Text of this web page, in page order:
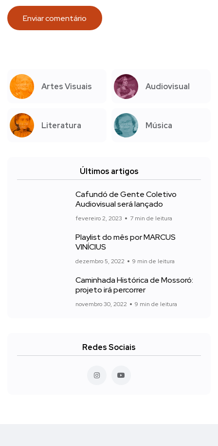
Artes Visuais Audiovisual
Literatura Música
Últimos artigos
Cafundó de Gente Coletivo
Audiovisual será lançado
fevereiro 2, 2023 7 min de leitura
Playlist do mês por MARCUS
VINÍCIUS
dezembro 5, 2022 9 min de leitura
Caminhada Histórica de Mossoró:
projeto irá percorrer
novembro 30, 2022 9 min de leitura
Redes Sociais